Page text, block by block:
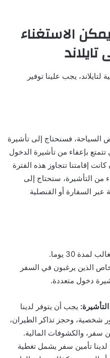
الاستغناء
يجب علينا توفير
السياحة، فسنحتاج إلى تأشيرة
تتمتع بإعفاء من تأشيرة الدخول
يوما). أما إن كانت إقامتنا تتجاوز هذه الفترة
من التأشيرة، ستحتاج إلى
السفارة أو القنصلية
30 يوما.
الذين يرغبون في السفر
دخول متعددة.
يجب أن يتوفر لدينا
6 أشهر، وصور شخصية، وحجز تذاكر الطيران،
سفر، والكشوفات المالية.
تأمين سفر يشمل تغطية